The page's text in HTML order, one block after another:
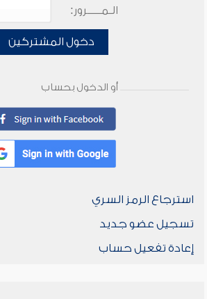
الـمـــــرور:
دخول المشتركين
أو الدخول بحساب
استرجاع الرمز السري
تسجيل عضو جديد
إعادة تفعيل حساب